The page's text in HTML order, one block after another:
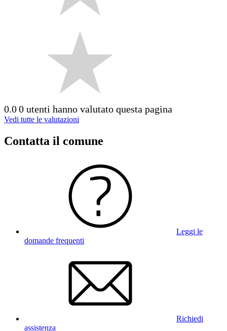
0.00 utenti hanno valutato questa pagina
Vedi tutte le valutazioni
Contatta il comune
Leggi le
domande frequenti
Richiedi
assistenza